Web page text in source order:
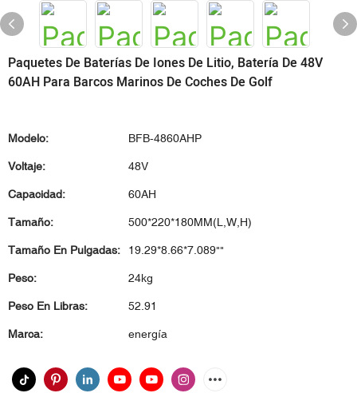
Paquetes De Baterías De Iones De Litio, Batería De 48V
60AH Para Barcos Marinos De Coches De Golf
Modelo: BFB-4860AHP
Voltaje: 48V
Capacidad: 60AH
Tamaño: 500*220*180MM(L,W,H)
Tamaño En Pulgadas: 19.29*8.66*7.089""
Peso: 24kg
Peso En Libras: 52.91
Marca: energía